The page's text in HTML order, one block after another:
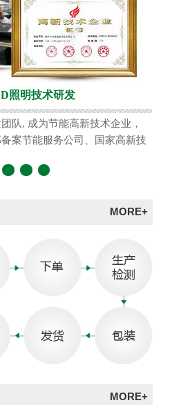
照明技术研发
队, 成为节能高新技术企业，
案节能服务公司、国家高新技
MORE+
MORE+